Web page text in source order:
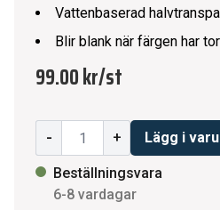
Vattenbaserad
Blir blank när färgen har
99.00 kr/st
- + Lägg i
Beställningsvara
6-8 vardagar